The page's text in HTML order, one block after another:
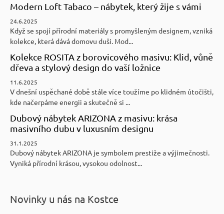
Modern Loft Tabaco – nábytek, který žije s vámi
24.6.2025
Když se spojí přírodní materiály s promyšleným designem, vzniká
kolekce, která dává domovu duši. Mod...
Kolekce ROSITA z borovicového masivu: Klid, vůně
dřeva a stylový design do vaší ložnice
11.6.2025
V dnešní uspěchané době stále více toužíme po klidném útočišti,
kde načerpáme energii a skutečně si ...
Dubový nábytek ARIZONA z masivu: krása
masivního dubu v luxusním designu
31.1.2025
Dubový nábytek ARIZONA je symbolem prestiže a výjimečnosti.
Vyniká přírodní krásou, vysokou odolnost...
Novinky u nás na Kostce